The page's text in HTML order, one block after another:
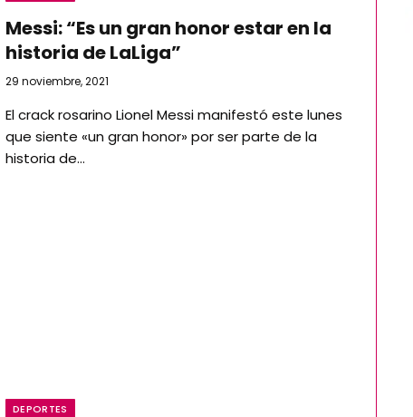
Messi: “Es un gran honor estar en la
historia de LaLiga”
29 noviembre, 2021
El crack rosarino Lionel Messi manifestó este lunes
que siente «un gran honor» por ser parte de la
historia de…
DEPORTES